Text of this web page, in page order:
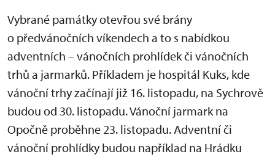
Vybrané památky otevřou své brány
o předvánočních víkendech a to s nabídkou
adventních – vánočních prohlídek či vánočních
trhů a jarmarků. Příkladem je hospitál Kuks, kde
vánoční trhy začínají již 16. listopadu, na Sychrově
budou od 30. listopadu. Vánoční jarmark na
Opočně proběhne 23. listopadu. Adventní či
vánoční prohlídky budou například na Hrádku